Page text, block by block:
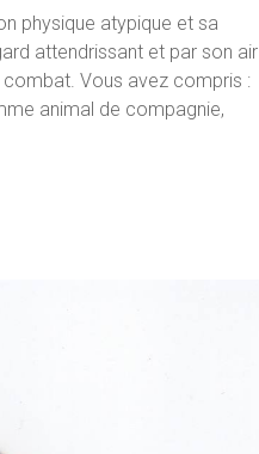
physique atypique et sa
attendrissant et par son air
Vous avez compris :
animal de compagnie,